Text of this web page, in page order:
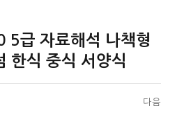
5급 자료해석 나책형
한식 중식 서양식
다음